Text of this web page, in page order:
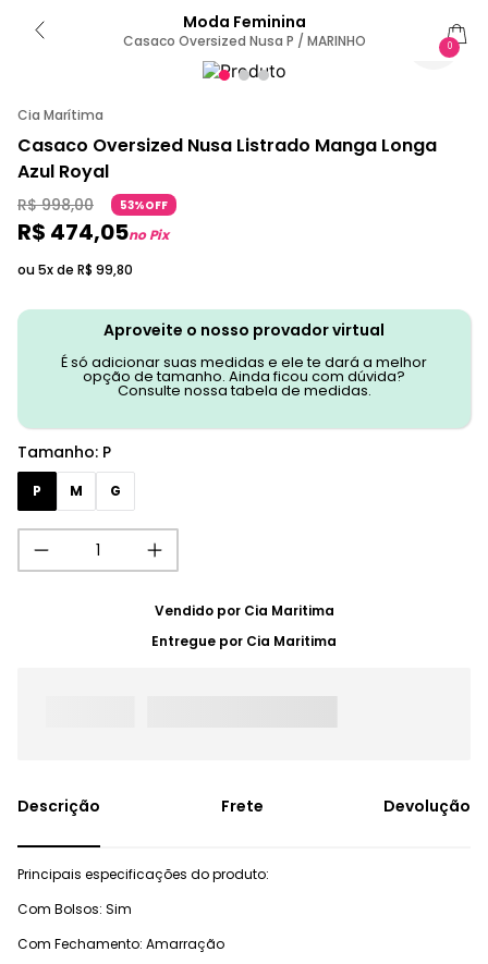
Moda Feminina
Casaco Oversized Nusa P / MARINHO 0
Cia Marítima
Casaco Oversized Nusa Listrado Manga Longa
Azul Royal
R$ 998,00 53%OFF
R$ 474,05no Pix
ou 5x de R$ 99,80
Aproveite o nosso provador virtual
É só adicionar suas medidas e ele te dará a melhor
opção de tamanho. Ainda ficou com dúvida?
Consulte nossa tabela de medidas.
Tamanho: P
P M G
Vendido por Cia Maritima
Entregue por Cia Maritima
Frete Devolução
Principais especificações do produto:
Com Bolsos: Sim
Com Fechamento: Amarração